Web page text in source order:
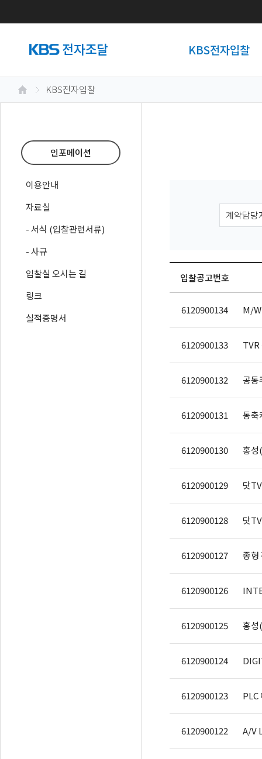
KBS전자입찰
KBS전자입찰
인포메이션
이용안내
자료실
- 서식 (입찰관련서류)
- 사규
입찰실 오시는 길
링크
실적증명서
입찰공고번호
6120900134 M/
6120900133 TVR
6120900132
6120900131 동축
6120900130 홍성
6120900129 닷
6120900128 닷
6120900127 종형
6120900126
6120900125 홍성
6120900124
6120900123 PLC
6120900122 A/V